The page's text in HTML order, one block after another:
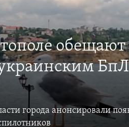
города анонсировали